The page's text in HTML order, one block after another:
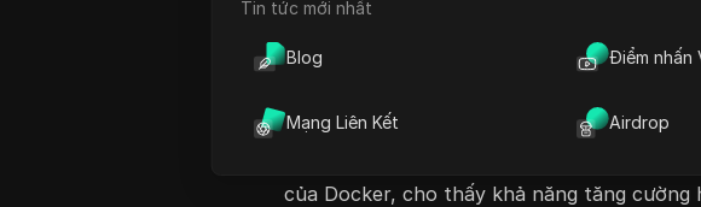
Tin tức mới nhất
Blog Điểm nhấn
Mạng Liên Kết Airdrop
Video này giới thiệu về Giao thức Ngữ cảnh
triển bởi Enthropic, một khung tiêu chuẩn
hệ thống AI với các công cụ bên ngoài và
Nó giải thích những lợi thế của MCP trong
AI bằng cách giảm bớt nhu cầu về các kết
của Docker, cho thấy khả năng tăng cường